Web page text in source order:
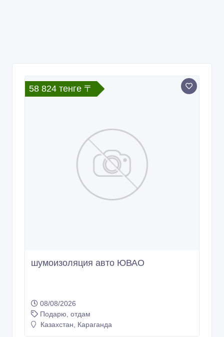
58 824 тенге 〒
шумоизоляция авто ЮВАО
08/08/2026
Подарю, отдам
Казахстан, Караганда